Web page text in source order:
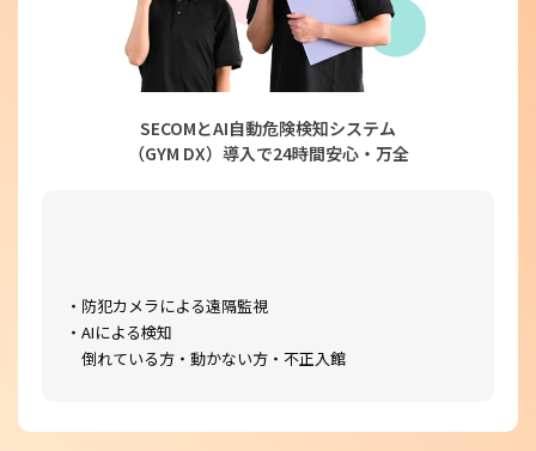
SECOMとAI自動危険検知システム
（GYM DX）導入で24時間安心・万全
・防犯カメラによる遠隔監視
・AIによる検知
倒れている方・動かない方・不正入館